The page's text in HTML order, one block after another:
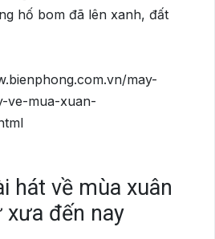
hố bom đã lên xanh, đất
may-
ve-mua-xuan-
hát về mùa xuân
xưa đến nay